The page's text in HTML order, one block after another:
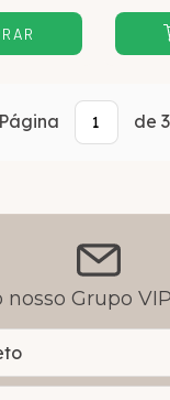
Página de 3
nosso Grupo